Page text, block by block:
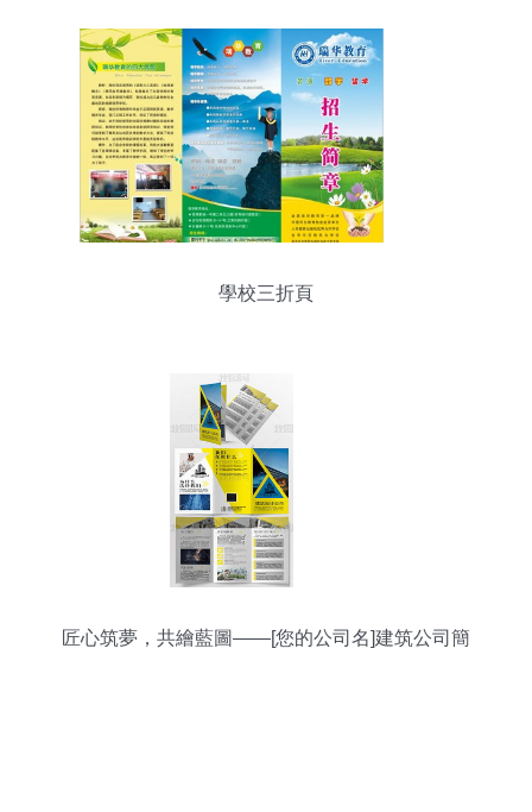
學校三折頁
匠心筑夢，共繪藍圖——[您的公司名]建筑公司簡